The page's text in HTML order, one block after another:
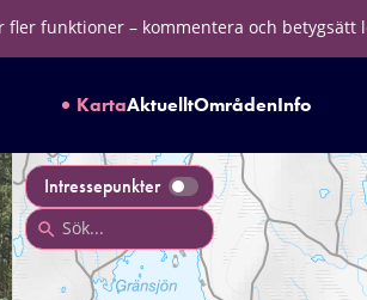
fler funktioner – kommentera och betygsätt
KartaAktuelltOmrådenInfo
Intressepunkter